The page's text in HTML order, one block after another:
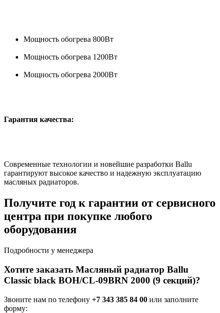
Мощность обогрева 800Вт
Мощность обогрева 1200Вт
Мощность обогрева 2000Вт
Гарантия качества:
Современные технологии и новейшие разработки Ballu
гарантируют высокое качество и надежную эксплуатацию
масляных радиаторов.
Получите год к гарантии от сервисного
центра при покупке любого
оборудования
Подробности у менеджера
Хотите заказать Масляный радиатор Ballu
Classic black BOH/CL-09BRN 2000 (9 секций)?
Звоните нам по телефону +7 343 385 84 00 или заполните
форму: